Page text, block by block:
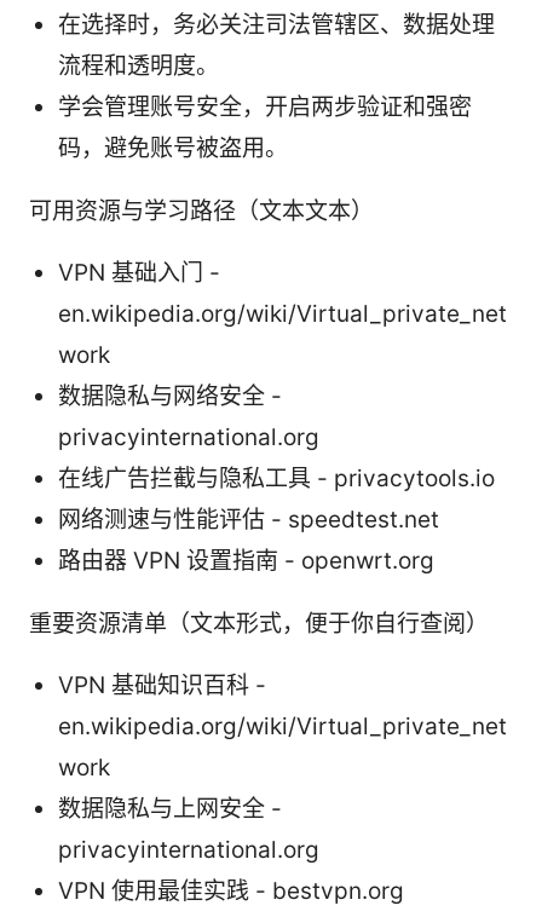
在选择时，务必关注司法管辖区、数据处理
流程和透明度。
学会管理账号安全，开启两步验证和强密
码，避免账号被盗用。
可用资源与学习路径（文本文本）
VPN 基础入门 -
en.wikipedia.org/wiki/Virtual_private_net
work
数据隐私与网络安全 -
privacyinternational.org
在线广告拦截与隐私工具 - privacytools.io
网络测速与性能评估 - speedtest.net
路由器 VPN 设置指南 - openwrt.org
重要资源清单（文本形式，便于你自行查阅）
VPN 基础知识百科 -
en.wikipedia.org/wiki/Virtual_private_net
work
数据隐私与上网安全 -
privacyinternational.org
VPN 使用最佳实践 - bestvpn.org